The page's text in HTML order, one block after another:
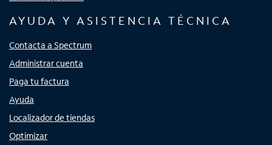
AYUDA Y ASISTENCIA TÉCNICA
Contacta a Spectrum
Administrar cuenta
Paga tu factura
Ayuda
Localizador de tiendas
Optimizar